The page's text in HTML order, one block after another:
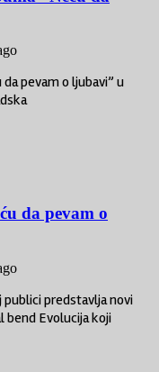
pevam o ljubavi” u
da pevam o
predstavlja novi
bend Evolucija koji